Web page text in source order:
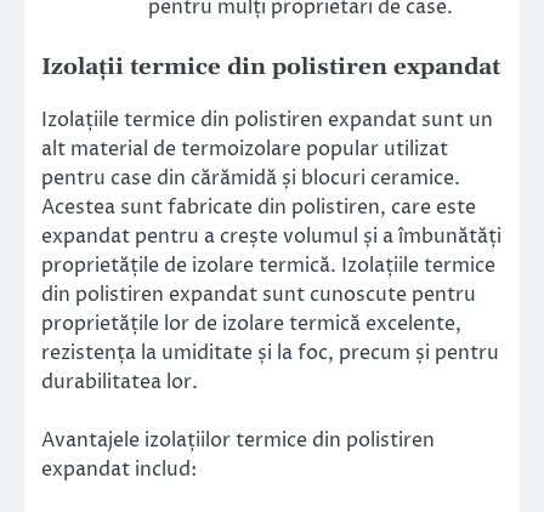
pentru mulți proprietari de case.
Izolații termice din polistiren expandat
Izolațiile termice din polistiren expandat sunt un
alt material de termoizolare popular utilizat
pentru case din cărămidă și blocuri ceramice.
Acestea sunt fabricate din polistiren, care este
expandat pentru a crește volumul și a îmbunătăți
proprietățile de izolare termică. Izolațiile termice
din polistiren expandat sunt cunoscute pentru
proprietățile lor de izolare termică excelente,
rezistența la umiditate și la foc, precum și pentru
durabilitatea lor.
Avantajele izolațiilor termice din polistiren
expandat includ: